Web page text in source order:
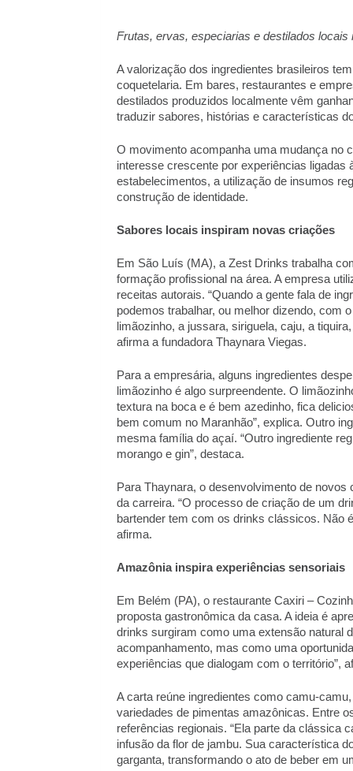
Frutas, ervas, especiarias e destilados
A valorização dos ingredientes brasileiros
coquetelaria. Em bares, restaurantes e
destilados produzidos localmente vêm
traduzir sabores, histórias e características
O movimento acompanha uma mudança no
interesse crescente por experiências ligadas
estabelecimentos, a utilização de insumos
construção de identidade.
Sabores locais inspiram novas criações
Em São Luís (MA), a Zest Drinks trabalha
formação profissional na área. A empresa
receitas autorais. “Quando a gente fala de
podemos trabalhar, ou melhor dizendo, com
limãozinho, a jussara, siriguela, caju, a
afirma a fundadora Thaynara Viegas.
Para a empresária, alguns ingredientes
limãozinho é algo surpreendente. O
textura na boca e é bem azedinho, fica
bem comum no Maranhão”, explica. Outro
mesma família do açaí. “Outro ingrediente
morango e gin”, destaca.
Para Thaynara, o desenvolvimento de
da carreira. “O processo de criação de um
bartender tem com os drinks clássicos. Não
afirma.
Amazônia inspira experiências sensoriais
Em Belém (PA), o restaurante Caxiri –
proposta gastronômica da casa. A ideia é
drinks surgiram como uma extensão natural
acompanhamento, mas como uma
experiências que dialogam com o território”,
A carta reúne ingredientes como camu-
variedades de pimentas amazônicas. Entre
referências regionais. “Ela parte da clássica
infusão da flor de jambu. Sua característica
garganta, transformando o ato de beber em